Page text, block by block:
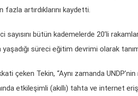
fazla artırdıklarını kaydetti.
bütün kademelerde 20’li
süreci eğitim devrimi olarak
çeken Tekin, “Aynı zamanda
etkileşimli (akıllı) tahta ve internet